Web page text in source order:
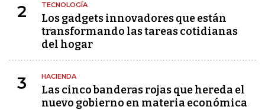
2 TECNOLOGÍA
Los gadgets innovadores que están
transformando las tareas cotidianas
del hogar
3 HACIENDA
Las cinco banderas rojas que hereda el
nuevo gobierno en materia económica